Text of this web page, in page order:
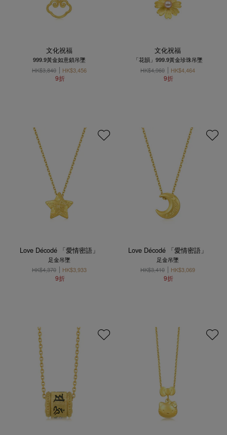
文化祝福
999.9黃金如意鎖吊墜
HK$3,840
HK$3,456
9折
文化祝福
「花韻」999.9黃金珍珠吊墜
HK$4,960
HK$4,464
9折
Love Décodé 「愛情密語」
足金吊墜
HK$4,370
HK$3,933
9折
Love Décodé 「愛情密語」
足金吊墜
HK$3,410
HK$3,069
9折